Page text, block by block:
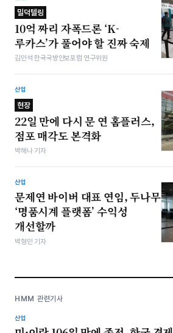
밀덕텔링
10억 짜리 자폭드론 ‘K-
루카스’가 풀어야 할 진짜 숙제
김민석 한국국방안보포럼 연구위원
산업
현장
22일 만에 다시 문 연 홈플러스,
점포 매각도 본격화
박해나 기자
산업
문제연 바이버 대표 연임, 두나무
‘명품시계 플랫폼’ 수익성
개선할까
박형민 기자
HMM 관련기사
산업